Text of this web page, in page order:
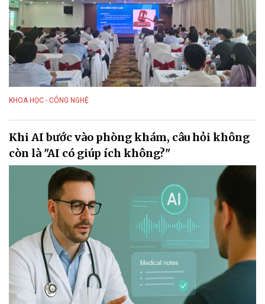
KHOA HỌC - CÔNG NGHỆ
Khi AI bước vào phòng khám, câu hỏi không
còn là "AI có giúp ích không?"